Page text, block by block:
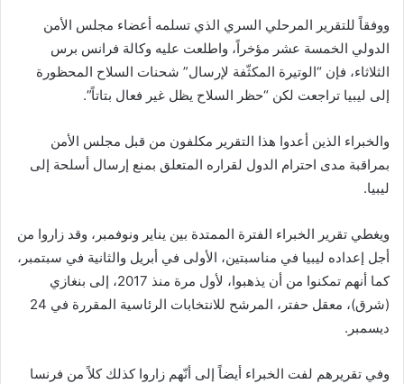
ووفقاً للتقرير المرحلي السري الذي تسلمه أعضاء مجلس الأمن
الدولي الخمسة عشر مؤخراً، واطلعت عليه وكالة فرانس برس
الثلاثاء، فإن “الوتيرة المكثّفة لإرسال” شحنات السلاح المحظورة
إلى ليبيا تراجعت لكن “حظر السلاح يظل غير فعال بتاتاً”.
والخبراء الذين أعدوا هذا التقرير مكلفون من قبل مجلس الأمن
بمراقبة مدى احترام الدول لقراره المتعلق بمنع إرسال أسلحة إلى
ليبيا.
ويغطي تقرير الخبراء الفترة الممتدة بين يناير ونوفمبر، وقد زاروا من
أجل إعداده ليبيا في مناسبتين، الأولى في أبريل والثانية في سبتمبر،
كما أنهم تمكنوا من أن يذهبوا، لأول مرة منذ 2017، إلى بنغازي
(شرق)، معقل حفتر، المرشح للانتخابات الرئاسية المقررة في 24
ديسمبر.
وفي تقريرهم لفت الخبراء أيضاً إلى أنّهم زاروا كذلك كلاً من فرنسا